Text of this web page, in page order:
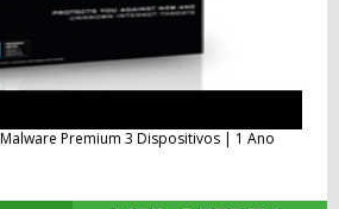
Premium 3 Dispositivos | 1 Ano